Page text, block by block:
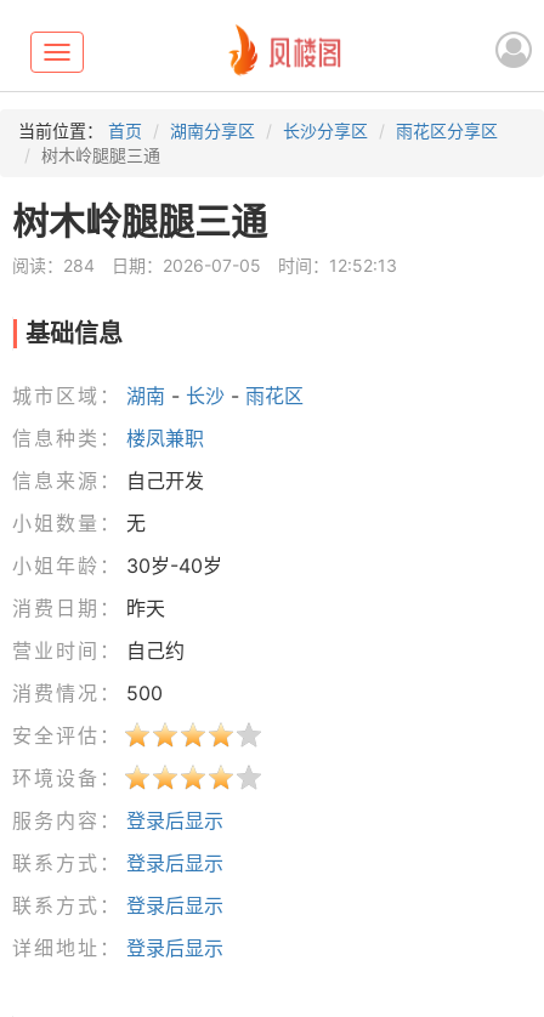
Toggle
navigation
当前位置： 首页 湖南分享区 长沙分享区
雨花区分享区
树木岭腿腿三通
树木岭腿腿三通
阅读：284 日期：2026-07-05 时间：12:52:13
基础信息
城市区域： 湖南 - 长沙 - 雨花区
信息种类：
楼凤兼职
信息来源：
自己开发
小姐数量：
无
小姐年龄：
30岁-40岁
消费日期：
昨天
营业时间：
自己约
消费情况：
500
安全评估：
环境设备：
服务内容：
登录后显示
联系方式：
登录后显示
联系方式：
登录后显示
详细地址：
登录后显示